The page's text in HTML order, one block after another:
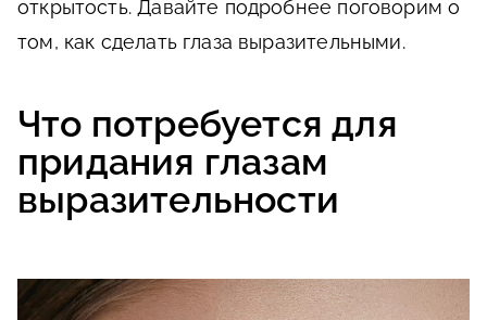
открытость. Давайте подробнее поговорим о
том, как сделать глаза выразительными.
Что потребуется для
придания глазам
выразительности